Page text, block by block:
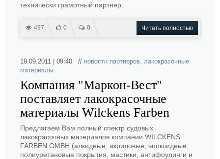
технически грамотный партнер.
497 0 0 Читать полностью
19.09.2011 | 09:40 // новости партнеров, лакокрасочные
материалы
Компания "Маркон-Вест"
поставляет лакокрасочные
материалы Wilckens Farben
Предлагаем Вам полный спектр судовых
лакокрасочных материалов компании WILCKENS
FARBEN GMBH (алкидные, акриловые, эпоксидные,
полиуретановые покрытия, мастики, антифоулинги и